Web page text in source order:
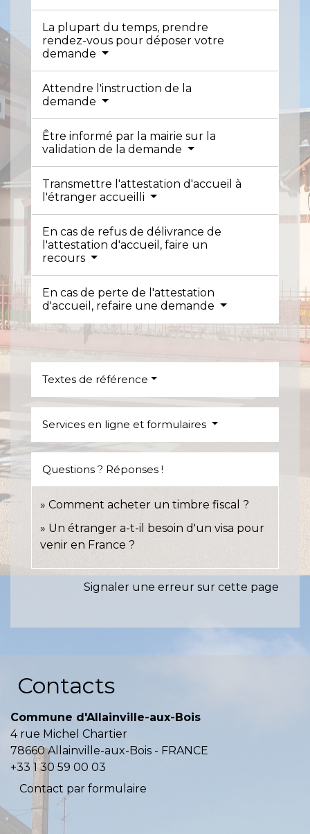
La plupart du temps, prendre
rendez-vous pour déposer votre
demande
Attendre l'instruction de la
demande
Être informé par la mairie sur la
validation de la demande
Transmettre l'attestation d'accueil à
l'étranger accueilli
En cas de refus de délivrance de
l'attestation d'accueil, faire un
recours
En cas de perte de l'attestation
d'accueil, refaire une demande
Textes de référence
Services en ligne et formulaires
Questions ? Réponses !
Comment acheter un timbre fiscal ?
Un étranger a-t-il besoin d'un visa pour
venir en France ?
Signaler une erreur sur cette page
Contacts
Commune d'Allainville-aux-Bois
4 rue Michel Chartier
78660 Allainville-aux-Bois - FRANCE
+33 1 30 59 00 03
Contact par formulaire